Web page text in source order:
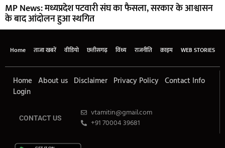
MP News: मध्यप्रदेश पटवारी संघ का फैसला, सरकार के आश्वासन
के बाद आंदोलन हुआ स्थगित
Home ताजा खबरें वीडियो छत्तीसगढ़ विंध्य राजनीति क्राइम WEB STORIES
Home About us Disclaimer Privacy Policy Contact Info
Login
CONTACT US
vtamitin@gmail.com
+91 70004 39681